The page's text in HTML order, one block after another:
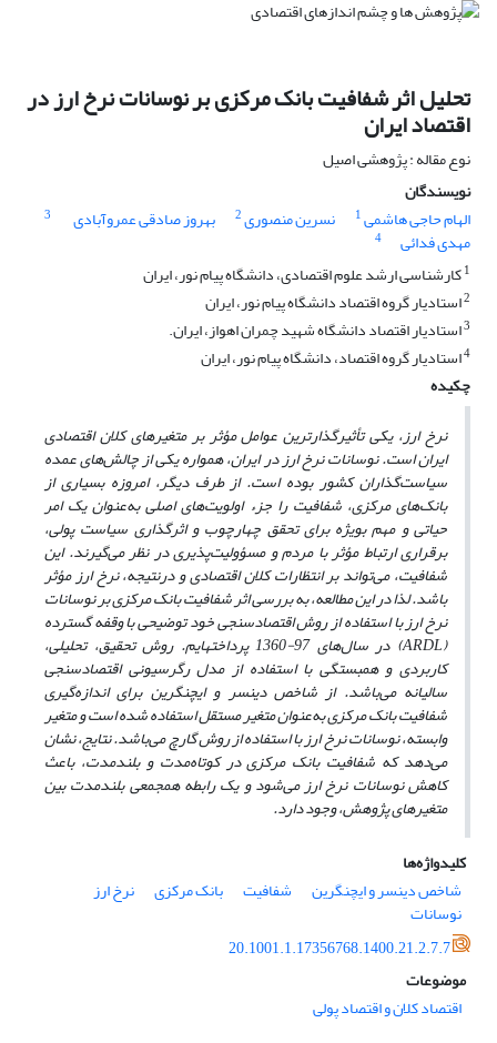
تحلیل اثر شفافیت بانک مرکزی بر نوسانات نرخ ارز در
اقتصاد ایران
نوع مقاله : پژوهشی اصیل
نویسندگان
الهام حاجی هاشمی1 نسرین منصوری2 بهروز صادقی عمروآبادی 3
مهدی فدائی
4
1کارشناسی ارشد علوم اقتصادی، دانشگاه پیام نور، ایران
2استادیار گروه اقتصاد دانشگاه پیام نور، ایران
3استادیار اقتصاد دانشگاه شهید چمران اهواز، ایران.
4استادیار گروه اقتصاد، دانشگاه پیام نور، ایران
چکیده
نرخ ارز، یکی تأثیرگذارترین عوامل مؤثر بر متغیرهای کلان اقتصادی
ایران است. نوسانات نرخ ارز در ایران، همواره یکی از چالش‌های عمده
سیاست‌گذاران کشور بوده است. از طرف دیگر، امروزه بسیاری از
بانک‌های مرکزی، شفافیت را جزء اولویت‌های اصلی به‌عنوان یک امر
حیاتی و مهم بویژه برای تحقق چهارچوب و اثرگذاری سیاست پولی،
برقراری ارتباط مؤثر با مردم و مسؤولیت‌پذیری در نظر می‌گیرند. این
شفافیت، می‌تواند بر انتظارات کلان اقتصادی و درنتیجه، نرخ ارز مؤثر
باشد. لذا در این مطالعه، به بررسی اثر شفافیت بانک مرکزی بر نوسانات
نرخ ارز با استفاده از روش اقتصادسنجی خود توضیحی با وقفه گسترده
(
ARDL ) در سال‌های 97-1360 پرداخته­ایم. روش تحقیق، تحلیلی،
کاربردی و همبستگی با استفاده از مدل رگرسیونی اقتصادسنجی
سالیانه می‌باشد. از شاخص دینسر و ایچنگرین برای اندازه‌گیری
شفافیت بانک مرکزی به‌عنوان متغیر مستقل استفاده ‌شده است و متغیر
وابسته، نوسانات نرخ ارز با استفاده از روش گارچ می‌باشد. نتایج، نشان
می‌دهد که شفافیت بانک مرکزی در کوتاه‌مدت و بلندمدت، باعث
کاهش نوسانات نرخ ارز می‌شود و یک رابطه همجمعی بلندمدت بین
متغیرهای پژوهش، وجود دارد.
کلیدواژه‌ها
شاخص دینسر و ایچنگرین
شفافیت بانک مرکزی نرخ ارز
نوسانات
20.1001.1.17356768.1400.21.2.7.7
موضوعات
اقتصاد کلان و اقتصاد پولی